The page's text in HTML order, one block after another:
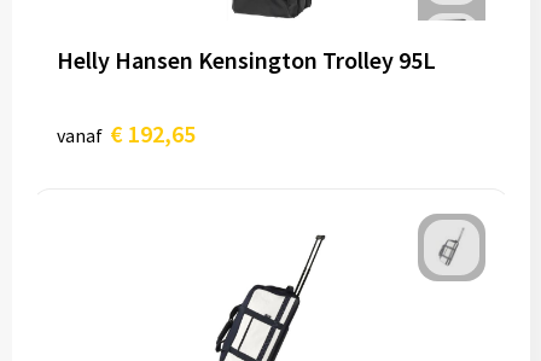
Helly Hansen Kensington Trolley 95L
vanaf € 192,65